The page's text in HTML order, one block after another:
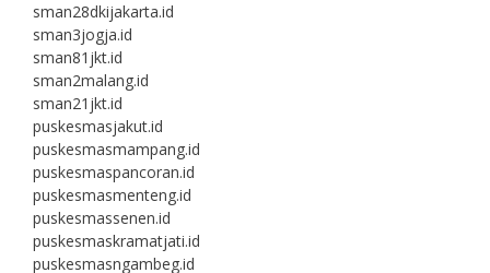
sman28dkijakarta.id
sman3jogja.id
sman81jkt.id
sman2malang.id
sman21jkt.id
puskesmasjakut.id
puskesmasmampang.id
puskesmaspancoran.id
puskesmasmenteng.id
puskesmassenen.id
puskesmaskramatjati.id
puskesmasngambeg.id